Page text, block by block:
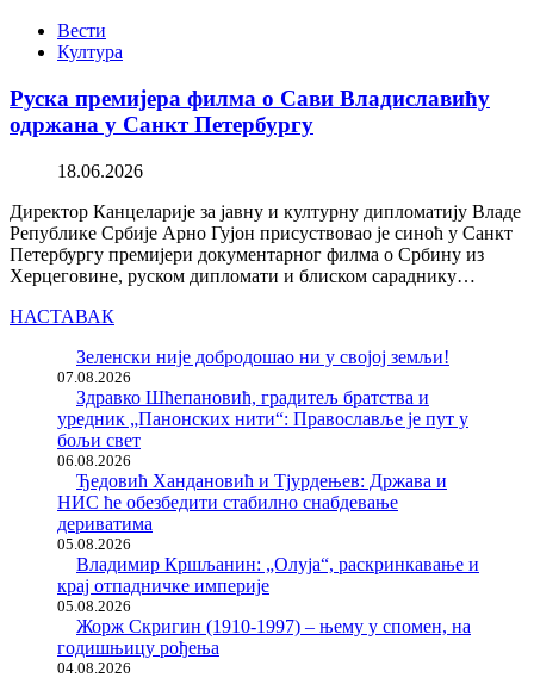
Вести
Култура
Руска премијера филма о Сави Владиславићу
одржана у Санкт Петербургу
18.06.2026
Директор Канцеларије за јавну и културну дипломатију Владе
Републике Србије Арно Гујон присуствовао је синоћ у Санкт
Петербургу премијери документарног филма о Србину из
Херцеговине, руском дипломати и блиском сараднику…
НАСТАВАК
Зеленски није добродошао ни у својој земљи!
07.08.2026
Здравко Шћепановић, градитељ братства и
уредник „Панонских нити“: Православље је пут у
бољи свет
06.08.2026
Ђедовић Хандановић и Тјурдењев: Држава и
НИС ће обезбедити стабилно снабдевање
дериватима
05.08.2026
Владимир Кршљанин: „Олуја“, раскринкавање и
крај отпадничке империје
05.08.2026
Жорж Скригин (1910-1997) – њему у спомен, на
годишњицу рођења
04.08.2026